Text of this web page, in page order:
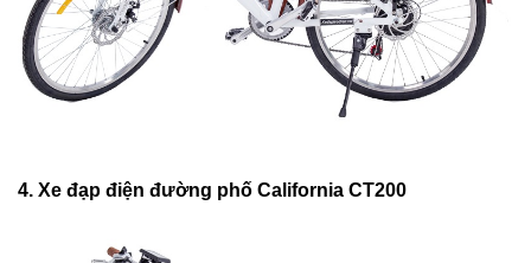
4. Xe đạp điện đường phố California CT200